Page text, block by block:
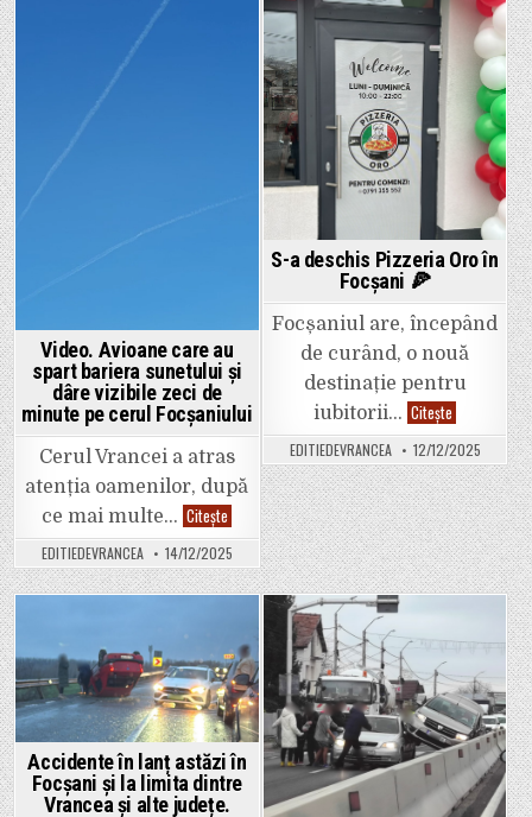
trafic
pe
–
Adjud.
Video. Avioane care au
spart bariera sunetului și
dâre vizibile zeci de
minute pe cerul Focșaniului
Cerul Vrancei a atras
atenția oamenilor, după
ce mai multe… Citește Video.
Avioane
care
au
spart
bariera
sunetului
vizibile
zeci
de
minute
pe
cerul
Focșaniului
EDITIEDEVRANCEA 14/12/2025
S-a deschis Pizzeria Oro în
Focșani 🍕
Focșaniul are, începând
de curând, o nouă
destinație pentru
iubitorii… Citește
a
deschis
Pizzeria
Oro
în
Focșani
🍕
EDITIEDEVRANCEA 12/12/2025
in
Accidente în lanț astăzi în
Focșani și la limita dintre
Vrancea și alte județe.
Posted
in